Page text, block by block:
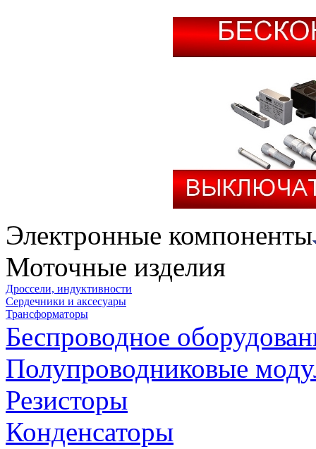
Электронные компоненты
Моточные изделия
Дроссели, индуктивности
Сердечники и аксесуары
Трансформаторы
Беспроводное
Полупроводниковые
Резисторы
Конденсаторы